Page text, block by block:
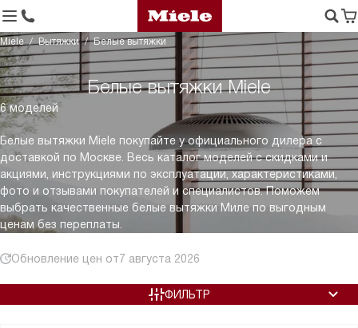
Miele Вытяжки Белые вытяжки
Белые вытяжки Miele
6 моделей
Белые вытяжки Miele покупайте у официального дилера с
доставкой по Москве. Весь каталог моделей с скидками и
акциями, инструкциями по эксплуатации, характеристиками,
фото и отзывами покупателей и специалистов. Поможем
выбрать качественные белые вытяжки Миле по выгодным
ценам без переплаты.
Обновление цен от7 августа 2026
ФИЛЬТР